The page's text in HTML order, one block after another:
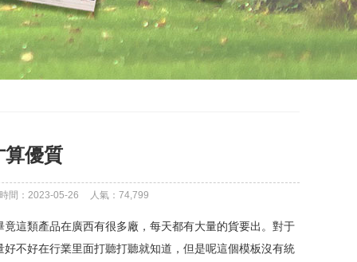
算優質
間：2023-05-26 人氣： 74,799
類產品在廣西有很多廠，每天都有大量的貨要出。對于
不好在行業里面打聽打聽就知道，但是呢這個模板沒有統